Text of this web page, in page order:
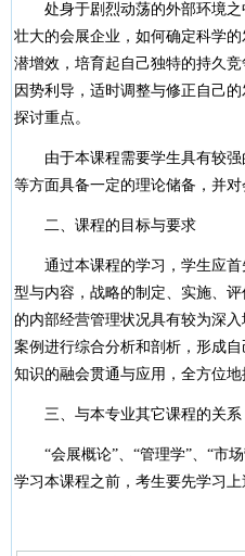
处身于剧烈动荡的外部环境之
壮大的会展企业，如何确定科学
潜增效，培育起自己独特的持久
因势利导，适时调整与修正自己
探讨重点。
由于本课程需要学生具有较强
等方面具备一定的理论储备，并
二、课程的目标与要求
通过本课程的学习，学生应首
型与内容，战略的制定、实施、
的内部经营管理状况具有较为深
案例进行综合分析和剖析，形成
知识的融会贯通与应用，全方位
三、与本专业其它课程的关系
“会展概论”、“管理学”、“市场
学习本课程之前，考生要先学习上